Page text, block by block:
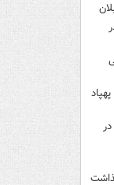
روسیه: به ۳ کشتی اوکراین حمله و ۲۰۳ پهپاد